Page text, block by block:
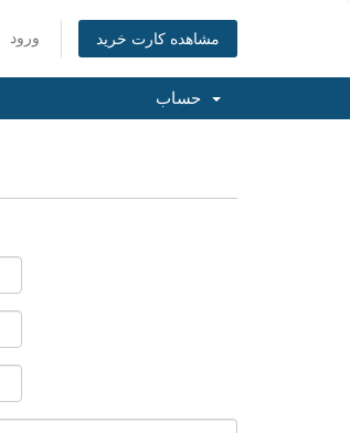
ورود مشاهده کارت خرید